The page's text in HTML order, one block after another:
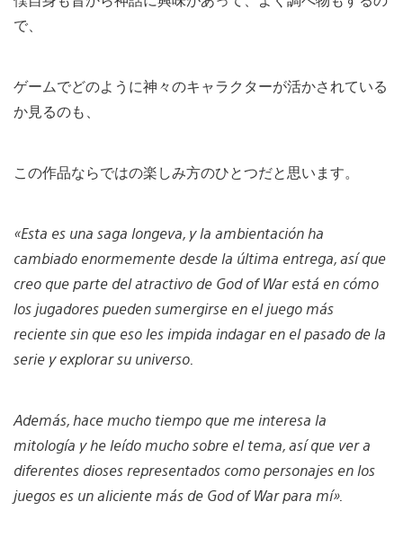
で、
ゲームでどのように神々のキャラクターが活かされている
か見るのも、
この作品ならではの楽しみ方のひとつだと思います。
«Esta es una saga longeva, y la ambientación ha
cambiado enormemente desde la última entrega, así que
creo que parte del atractivo de God of War está en cómo
los jugadores pueden sumergirse en el juego más
reciente sin que eso les impida indagar en el pasado de la
serie y explorar su universo.
Además, hace mucho tiempo que me interesa la
mitología y he leído mucho sobre el tema, así que ver a
diferentes dioses representados como personajes en los
juegos es un aliciente más de God of War para mí».